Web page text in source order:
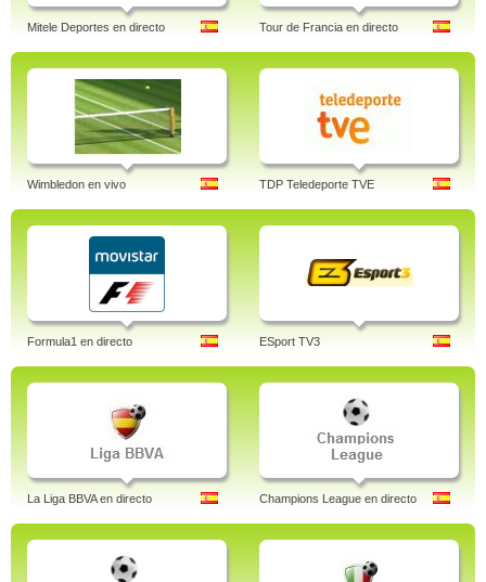
Mitele Deportes en directo Tour de Francia en directo
Wimbledon en vivo TDP Teledeporte TVE
Formula1 en directo ESport TV3
La Liga BBVA en directo Champions League en directo